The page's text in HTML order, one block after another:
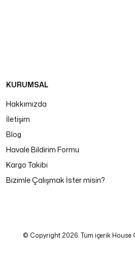
KURUMSAL
Hakkımızda
İletişim
Blog
Havale Bildirim Formu
Kargo Takibi
Bizimle Çalışmak İster misin?
© Copyright 2026. Tüm içerik House